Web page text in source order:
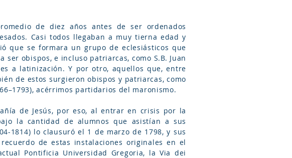
de diez años antes de ser ordenados
Casi todos llegaban a muy tierna edad y
que se formara un grupo de eclesiásticos que
obispos, e incluso patriarcas, como S.B. Juan
a latinización. Y por otro, aquellos que, entre
de estos surgieron obispos y patriarcas, como
acérrimos partidarios del maronismo.
de Jesús, por eso, al entrar en crisis por la
la cantidad de alumnos que asistían a sus
1814) lo clausuró el 1 de marzo de 1798, y sus
de estas instalaciones originales en el
Pontificia Universidad Gregoria, la Via dei